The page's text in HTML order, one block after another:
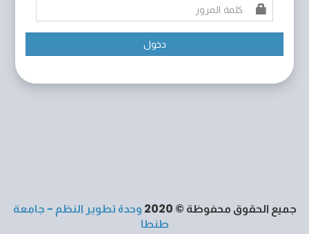
جميع الحقوق محفوظة © 2020
وحدة تطوير النظم - جامعة
طنطا